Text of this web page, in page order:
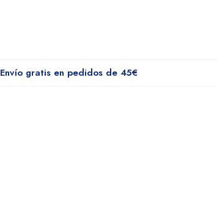
Envío gratis en pedidos de 45€